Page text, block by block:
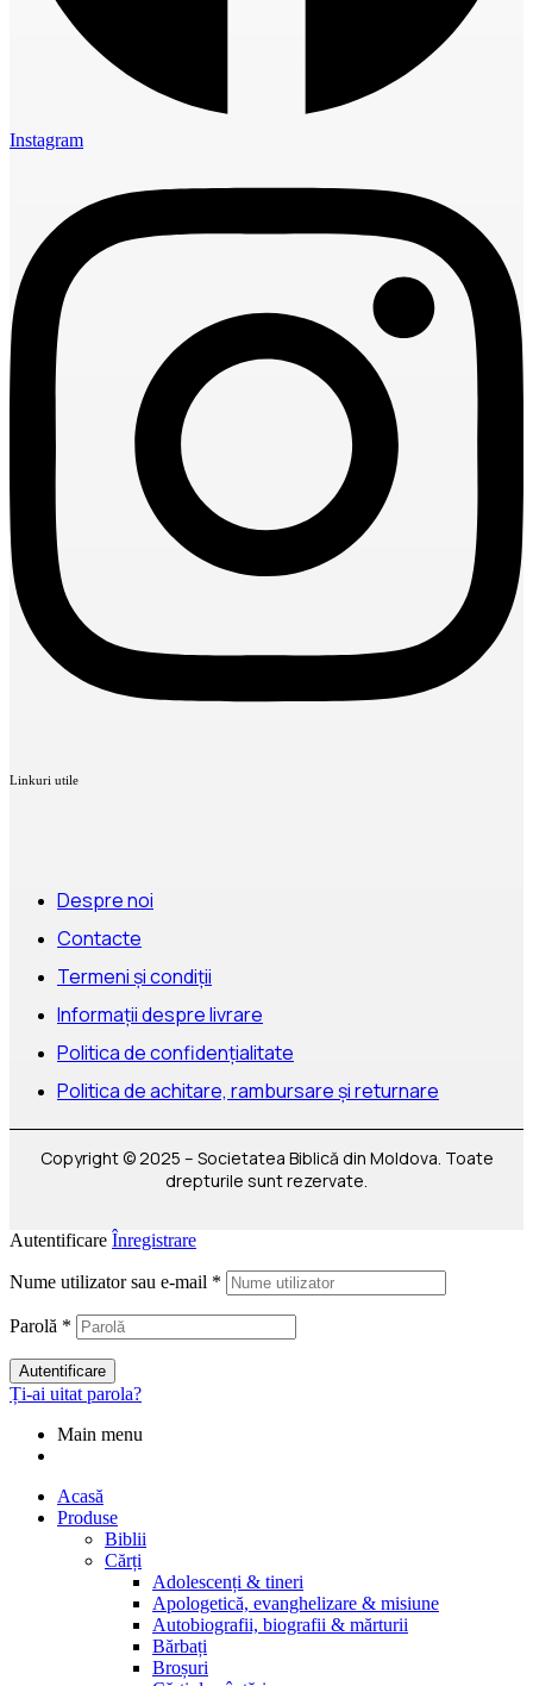
Instagram
Linkuri utile
Despre noi
Contacte
Termeni și condiții
Informații despre livrare
Politica de confidențialitate
Politica de achitare, rambursare și returnare
Copyright © 2025 – Societatea Biblică din Moldova. Toate
drepturile sunt rezervate.
Autentificare Înregistrare
Nume utilizator sau e-mail *
Parolă *
Autentificare
Ți-ai uitat parola?
Main menu
Acasă
Produse
Biblii
Cărți
Adolescenți & tineri
Apologetică, evanghelizare & misiune
Autobiografii, biografii & mărturii
Bărbați
Broșuri